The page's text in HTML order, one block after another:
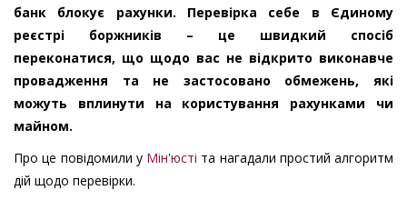
банк блокує рахунки. Перевірка себе в Єдиному
реєстрі боржників – це швидкий спосіб
переконатися, що щодо вас не відкрито виконавче
провадження та не застосовано обмежень, які
можуть вплинути на користування рахунками чи
майном.
Про це повідомили у Мін'юсті та нагадали простий алгоритм
дій щодо перевірки.